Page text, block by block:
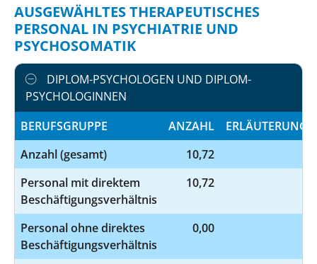
AUSGEWÄHLTES THERAPEUTISCHES
PERSONAL IN PSYCHIATRIE UND
PSYCHOSOMATIK
DIPLOM-PSYCHOLOGEN UND DIPLOM-
PSYCHOLOGINNEN
BERUFSGRUPPE
ANZAHL
ERLÄUTERUNG
Anzahl (gesamt)
10,72
Personal mit direktem
Beschäftigungsverhältnis
10,72
Personal ohne direktes
Beschäftigungsverhältnis
0,00